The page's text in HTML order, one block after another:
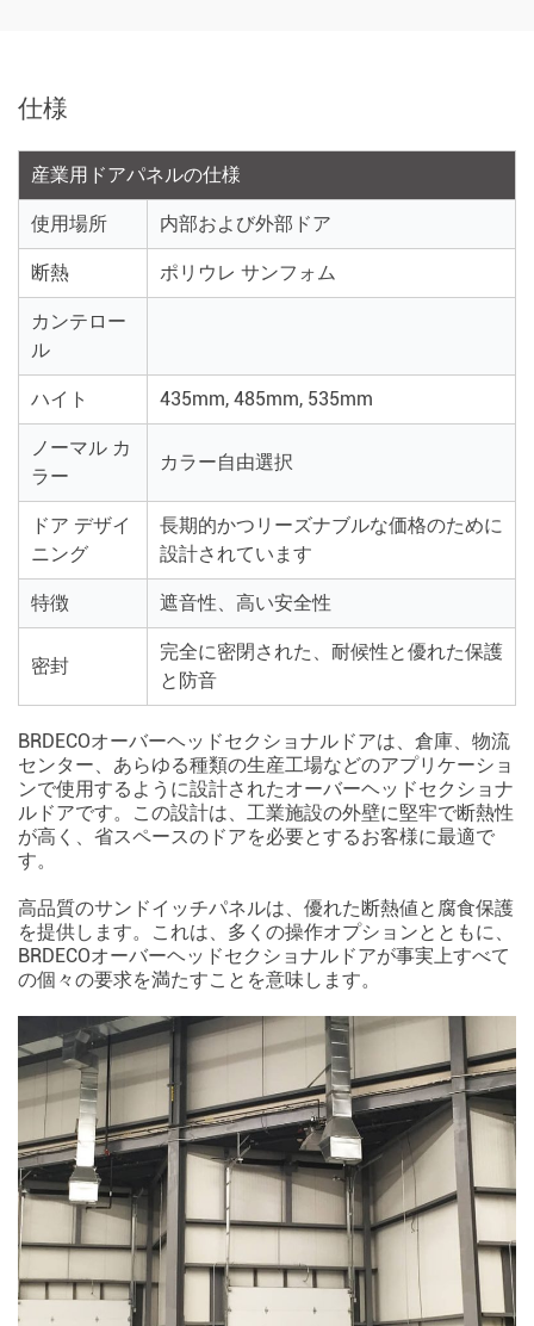
仕様
産業用ドアパネルの仕様
使用場所 内部および外部ドア
断熱 ポリウレ サンフォム
カンテロー
ル
ハイト 435mm, 485mm, 535mm
ノーマル カ
ラー
カラー自由選択
ドア デザイ
ニング
長期的かつリーズナブルな価格のために
設計されています
特徴 遮音性、高い安全性
密封
完全に密閉された、耐候性と優れた保護
と防音
BRDECOオーバーヘッドセクショナルドアは、倉庫、物流
センター、あらゆる種類の生産工場などのアプリケーショ
ンで使用するように設計されたオーバーヘッドセクショナ
ルドアです。この設計は、工業施設の外壁に堅牢で断熱性
が高く、省スペースのドアを必要とするお客様に最適で
す。
高品質のサンドイッチパネルは、優れた断熱値と腐食保護
を提供します。これは、多くの操作オプションとともに、
BRDECOオーバーヘッドセクショナルドアが事実上すべて
の個々の要求を満たすことを意味します。